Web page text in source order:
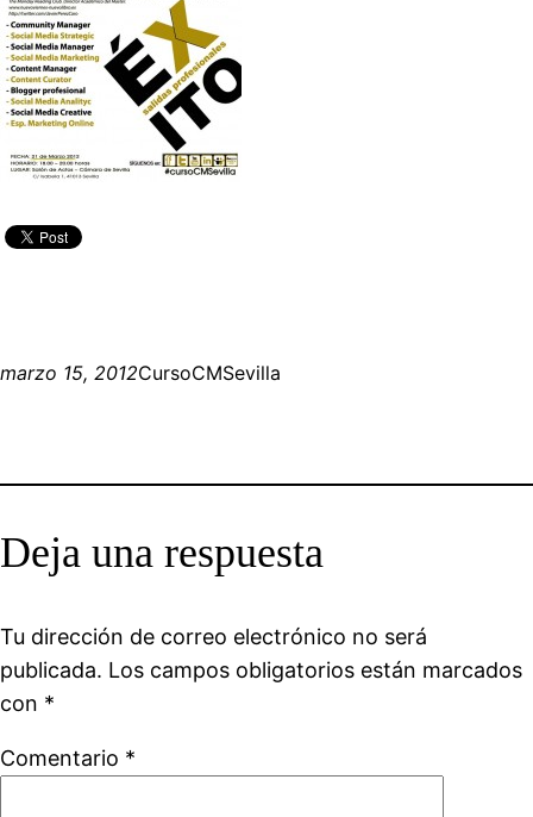
marzo 15, 2012CursoCMSevilla
Deja una respuesta
Tu dirección de correo electrónico no será
publicada. Los campos obligatorios están marcados
con *
Comentario *